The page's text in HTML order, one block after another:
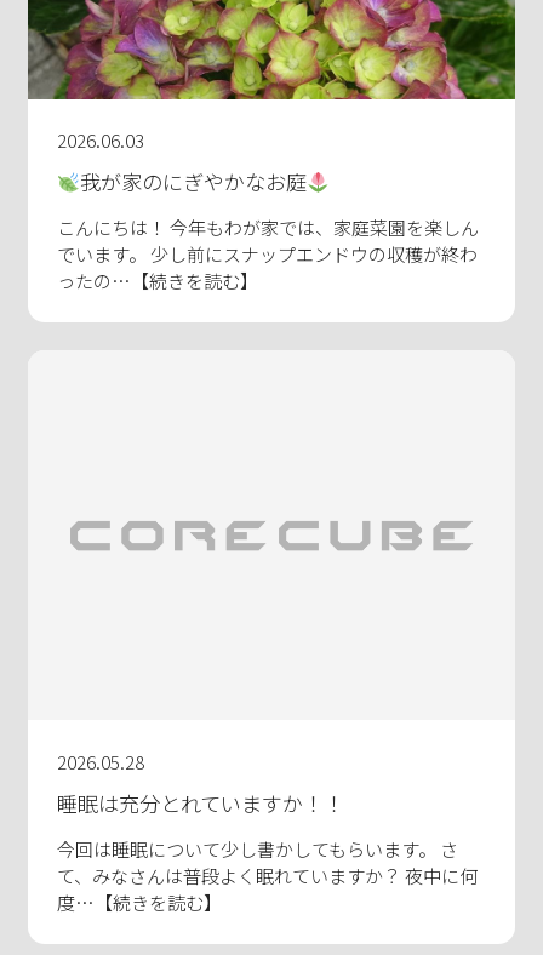
2026.06.03
我が家のにぎやかなお庭
こんにちは！ 今年もわが家では、家庭菜園を楽しん
でいます。 少し前にスナップエンドウの収穫が終わ
ったの…【続きを読む】
2026.05.28
睡眠は充分とれていますか！！
今回は睡眠について少し書かしてもらいます。 さ
て、みなさんは普段よく眠れていますか？ 夜中に何
度…【続きを読む】